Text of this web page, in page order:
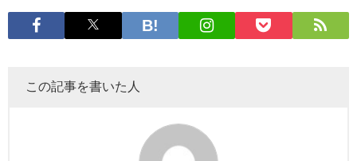
この記事を書いた人